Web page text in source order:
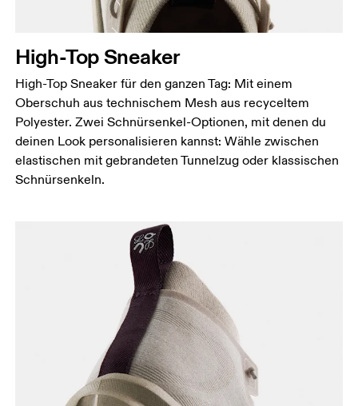
High-Top Sneaker
High-Top Sneaker für den ganzen Tag: Mit einem
Oberschuh aus technischem Mesh aus recyceltem
Polyester. Zwei Schnürsenkel-Optionen, mit denen du
deinen Look personalisieren kannst: Wähle zwischen
elastischen mit gebrandeten Tunnelzug oder klassischen
Schnürsenkeln.